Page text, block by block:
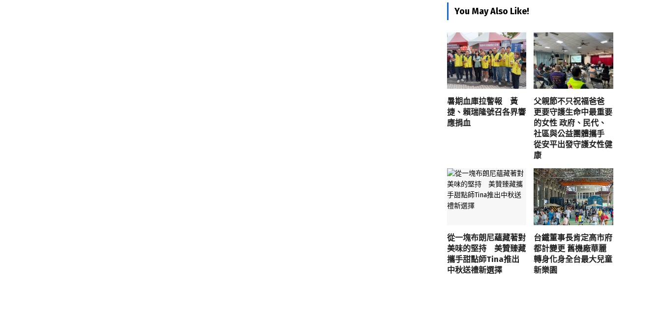
You May Also Like!
暑期血庫拉警報 黃
捷、賴瑞隆號召各界響
應捐血
父親節不只祝福爸爸
更要守護生命中最重要
的女性 政府、民代、
社區與公益團體攜手
從安平出發守護女性健
康
從一塊布朗尼蘊藏著對
美味的堅持 美贊臻藏
攜手甜點師Tina推出
中秋送禮新選擇
台鐵董事長肯定高市府
都計變更 舊機廠華麗
轉身化身全台最大兒童
新樂園